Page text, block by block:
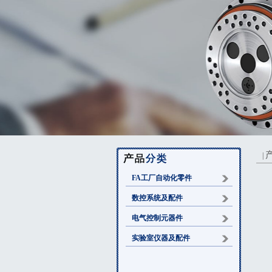
FA工厂自动化零件
数控系统及配件
电气控制元器件
实验室仪器及配件